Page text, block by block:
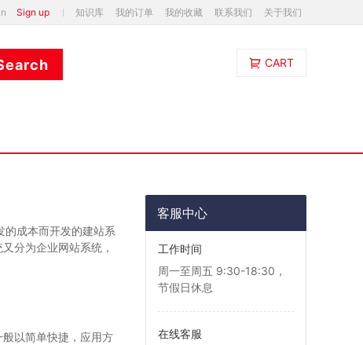
Sign up 知识库 我的订单 我的收藏 联系我们 关于我们
CART
的成本而开发的建站系
分为企业网站系统，
以简单快捷，应用方
客服中心
工作时间
周一至周五 9:30-18:30，
节假日休息
在线客服